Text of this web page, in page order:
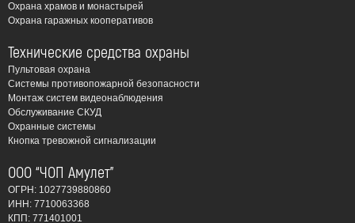
причин, по которой жители и предприниматели
Солнечногорска все чаще обращаются к системам
видеонаблюдения. Камеры видеонаблюдения не только
фиксируют правонарушения, но и служат мощным
сдерживающим фактором, отпугивая потенциальных
преступников. Видеонаблюдение позволяет:
Защитить имущество: квартиры, дома, дачи,
офисы, склады, торговые точки.
Обеспечить безопасность сотрудников и клиентов:
в магазинах, банках, на предприятиях.
Контролировать территорию: парковки, дворы,
Охрана храмов и монастырей
Охрана гаражных кооперативов
Технические средства охраны
Пультовая охрана
Системы противопожарной безопасности
Монтаж систем видеонаблюдения
Обслуживание СКУД
Охранные системы
Кнопка тревожной сигнализации
ООО “ЧОП Амулет”
ОГРН: 1027739880860
ИНН: 7710063368
КПП: 771401001